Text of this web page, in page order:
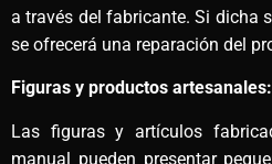
a través del fabricante. Si dicha
se ofrecerá una reparación del
Figuras y productos artesanales:
Las figuras y artículos
manual pueden presentar